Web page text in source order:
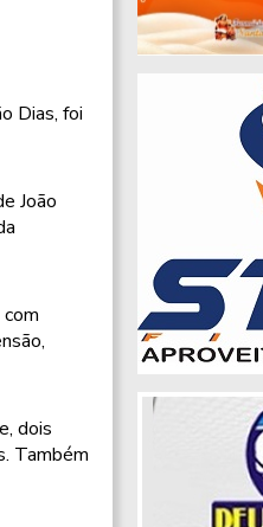
Dias, foi
João
dois
Também